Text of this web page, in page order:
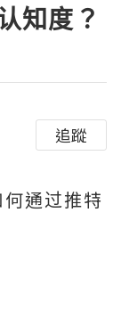
知度？
追蹤
通过推特